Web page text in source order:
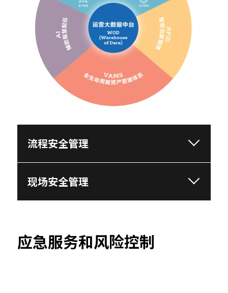
流程安全管理
现场安全管理
应急服务和风险控制